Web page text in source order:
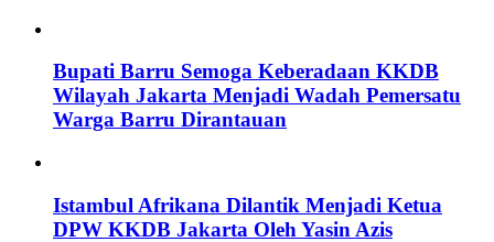
Bupati Barru Semoga Keberadaan KKDB
Wilayah Jakarta Menjadi Wadah Pemersatu
Warga Barru Dirantauan
Istambul Afrikana Dilantik Menjadi Ketua
DPW KKDB Jakarta Oleh Yasin Azis